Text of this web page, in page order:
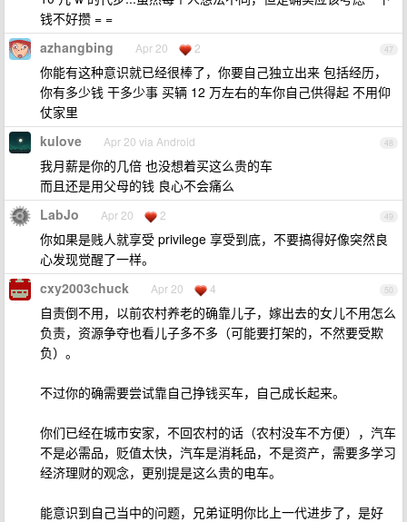
钱不好攒 = =
47
azhangbing Apr 20 2
你能有这种意识就已经很棒了，你要自己独立出来 包括经历，
你有多少钱 干多少事 买辆 12 万左右的车你自己供得起 不用仰
仗家里
48
kulove Apr 20 via Android
我月薪是你的几倍 也没想着买这么贵的车
而且还是用父母的钱 良心不会痛么
49
LabJo Apr 20 2
你如果是贱人就享受 privilege 享受到底，不要搞得好像突然良
心发现觉醒了一样。
50
cxy2003chuck Apr 20 4
自责倒不用，以前农村养老的确靠儿子，嫁出去的女儿不用怎么
负责，资源争夺也看儿子多不多（可能要打架的，不然要受欺
负）。
不过你的确需要尝试靠自己挣钱买车，自己成长起来。
你们已经在城市安家，不回农村的话（农村没车不方便），汽车
不是必需品，贬值太快，汽车是消耗品，不是资产，需要多学习
经济理财的观念，更别提是这么贵的电车。
能意识到自己当中的问题，兄弟证明你比上一代进步了，是好